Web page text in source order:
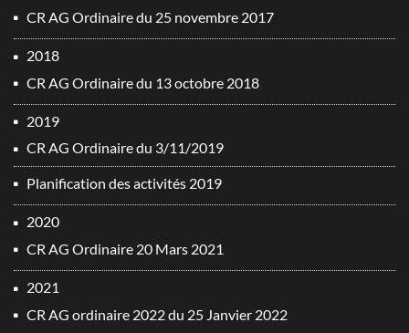
CR AG Ordinaire du 25 novembre 2017
2018
CR AG Ordinaire du 13 octobre 2018
2019
CR AG Ordinaire du 3/11/2019
Planification des activités 2019
2020
CR AG Ordinaire 20 Mars 2021
2021
CR AG ordinaire 2022 du 25 Janvier 2022